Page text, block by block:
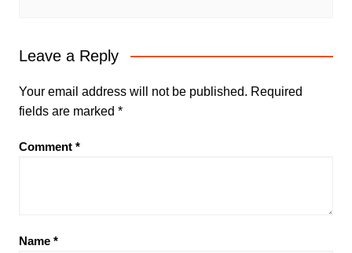
Leave a Reply
Your email address will not be published. Required
fields are marked *
Comment *
Name *